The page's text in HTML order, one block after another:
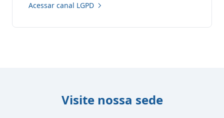
Acessar canal LGPD
Visite nossa sede